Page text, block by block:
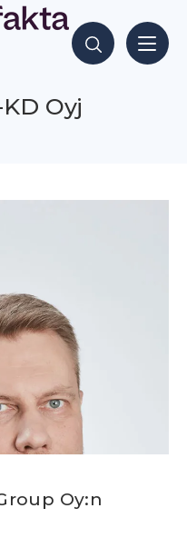
Hae sisältöjä
Oyj
Oy:n